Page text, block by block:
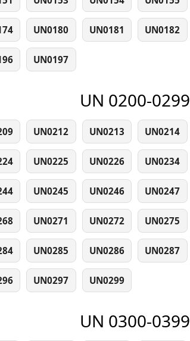
UN0180 UN0181 UN0182
UN0197
UN 0200-0299
UN0212 UN0213 UN0214
UN0225 UN0226 UN0234
UN0245 UN0246 UN0247
UN0271 UN0272 UN0275
UN0285 UN0286 UN0287
UN0297 UN0299
UN 0300-0399